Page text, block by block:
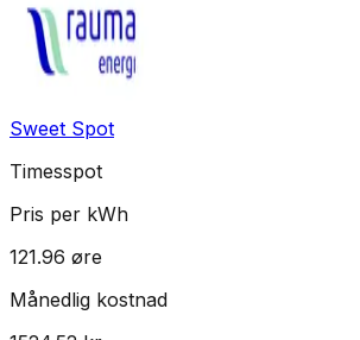
Sweet Spot
Timesspot
Pris per kWh
121.96 øre
Månedlig kostnad